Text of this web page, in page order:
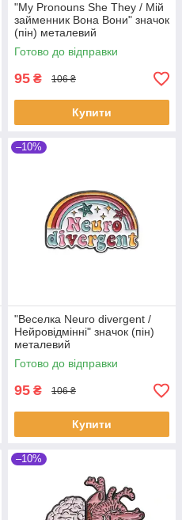
"My Pronouns She They / Мій
займенник Вона Вони" значок
(пін) металевий
Готово до відправки
95 ₴ 106 ₴
Купити
–10%
"Веселка Neuro divergent /
Нейровідмінні" значок (пін)
металевий
Готово до відправки
95 ₴ 106 ₴
Купити
–10%